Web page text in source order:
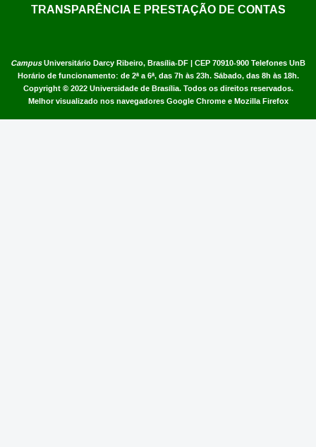
CampusUniversitário Darcy Ribeiro, Brasília-DF | CEP 70910-900 Telefones UnB
Horário de funcionamento: de 2ª a 6ª, das 7h às 23h. Sábado, das 8h às 18h.
Copyright © 2022 Universidade de Brasília. Todos os direitos reservados.
Melhor visualizado nos navegadores Google Chrome e Mozilla Firefox
TRANSPARÊNCIA E PRESTAÇÃO DE CONTAS